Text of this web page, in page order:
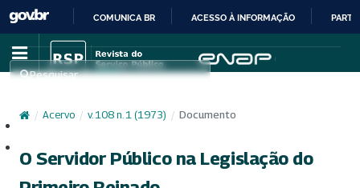
IR
PARA
CONTEÚDO
COMUNICA BR ACESSO À INFORMAÇÃO
Pesquisar
/ Acervo / v. 108 n. 1 (1973) / Documento
O Servidor Público na Legislação do